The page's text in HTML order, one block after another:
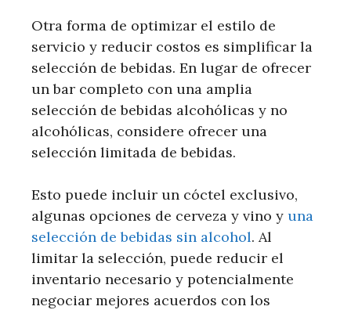
Otra forma de optimizar el estilo de
servicio y reducir costos es simplificar la
selección de bebidas. En lugar de ofrecer
un bar completo con una amplia
selección de bebidas alcohólicas y no
alcohólicas, considere ofrecer una
selección limitada de bebidas.
Esto puede incluir un cóctel exclusivo,
algunas opciones de cerveza y vino y una
selección de bebidas sin alcohol. Al
limitar la selección, puede reducir el
inventario necesario y potencialmente
negociar mejores acuerdos con los